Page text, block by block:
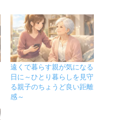
遠くで暮らす親が気になる
日に～ひとり暮らしを見守
る親子のちょうど良い距離
感～